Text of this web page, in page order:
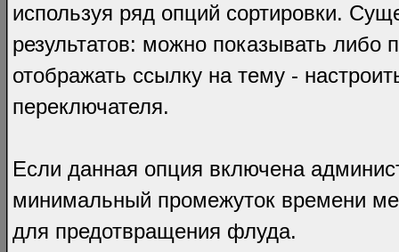
используя ряд опций сортировки.
результатов: можно показывать либо
отображать ссылку на тему -
переключателя.
Если данная опция включена
минимальный промежуток времени
для предотвращения флуда.